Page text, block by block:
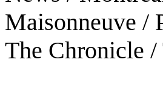
Maisonneuve /
The Chronicle